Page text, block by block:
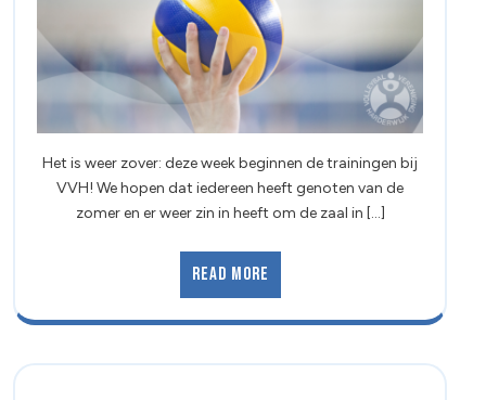
Het is weer zover: deze week beginnen de trainingen bij
VVH! We hopen dat iedereen heeft genoten van de
zomer en er weer zin in heeft om de zaal in [...]
Read More